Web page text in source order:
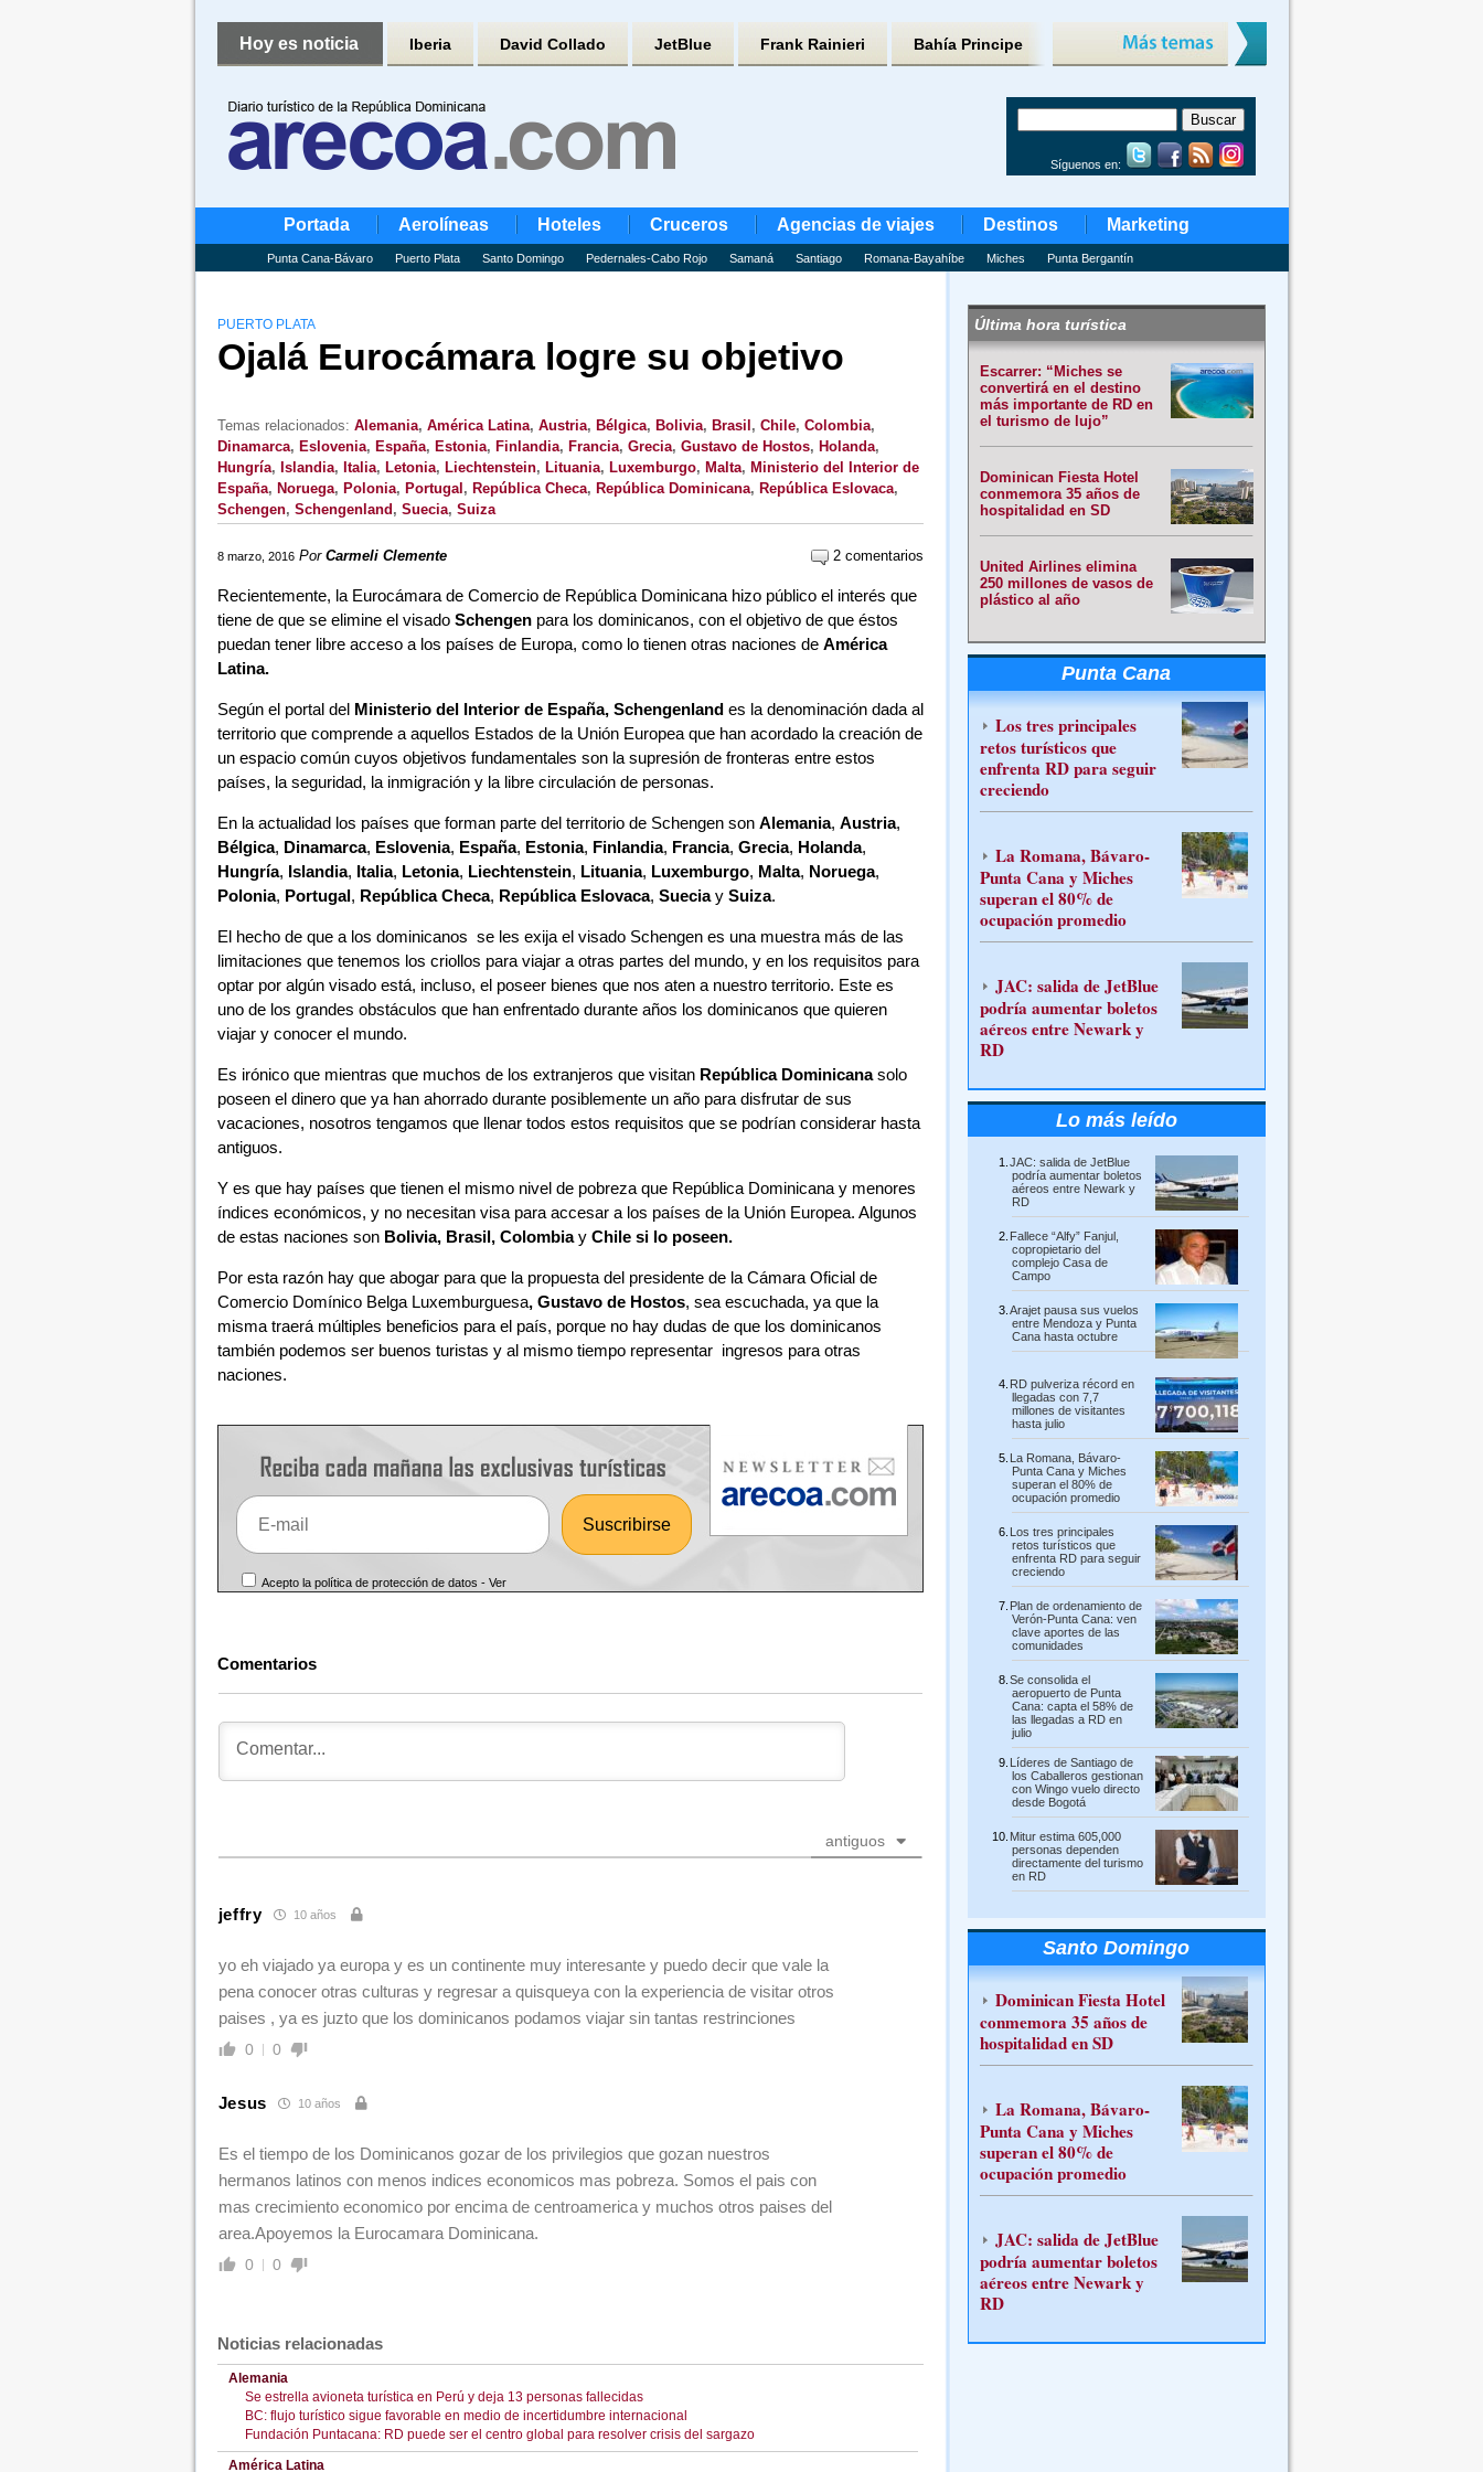
Hoy es noticia Iberia David Collado JetBlue Frank Rainieri Bahía Principe
Síguenos en:
Portada Aerolíneas Hoteles Cruceros Agencias de viajes Destinos Marketing
Punta Cana-Bávaro Puerto Plata Santo Domingo Pedernales-Cabo Rojo Samaná Santiago Romana-Bayahíbe Miches Punta Bergantín
PUERTO PLATA
Ojalá Eurocámara logre su objetivo
Temas relacionados: Alemania, América Latina, Austria, Bélgica, Bolivia, Brasil , Chile, Colombia,
Dinamarca, Eslovenia, España, Estonia, Finlandia, Francia, Grecia, Gustavo de Hostos, Holanda,
Hungría, Islandia, Italia, Letonia, Liechtenstein, Lituania, Luxemburgo, Malta, Ministerio del Interior de
España, Noruega, Polonia, Portugal , República Checa, República Dominicana, República Eslovaca,
Schengen, Schengenland , Suecia, Suiza
8 marzo, 2016 Por Carmeli Clemente 2 comentarios
Recientemente, la Eurocámara de Comercio de República Dominicana hizo público el interés que
tiene de que se elimine el visado Schengenpara los dominicanos, con el objetivo de que éstos
puedan tener libre acceso a los países de Europa, como lo tienen otras naciones de América
Latina.
Según el portal delMinisterio del Interior de España, Schengenland es la denominación dada al
territorio que comprende a aquellos Estados de la Unión Europea que han acordado la creación de
un espacio común cuyos objetivos fundamentales son la supresión de fronteras entre estos
países, la seguridad, la inmigración y la libre circulación de personas.
En la actualidad los países que forman parte del territorio de Schengen son Alemania, Austria,
Bélgica, Dinamarca, Eslovenia, España, Estonia, Finlandia, Francia, Grecia, Holanda,
Hungría, Islandia, Italia, Letonia, Liechtenstein, Lituania, Luxemburgo, Malta, Noruega,
Polonia, Portugal, República Checa, República Eslovaca, Sueciay Suiza.
El hecho de que a los dominicanos se les exija el visado Schengen es una muestra más de las
limitaciones que tenemos los criollos para viajar a otras partes del mundo, y en los requisitos para
optar por algún visado está, incluso, el poseer bienes que nos aten a nuestro territorio. Este es
uno de los grandes obstáculos que han enfrentado durante años los dominicanos que quieren
viajar y conocer el mundo.
Es irónico que mientras que muchos de los extranjeros que visitan República Dominicanasolo
poseen el dinero que ya han ahorrado durante posiblemente un año para disfrutar de sus
vacaciones, nosotros tengamos que llenar todos estos requisitos que se podrían considerar hasta
antiguos.
Y es que hay países que tienen el mismo nivel de pobreza que República Dominicana y menores
índices económicos, y no necesitan visa para accesar a los países de la Unión Europea. Algunos
de estas naciones son Bolivia, Brasil, Colombiay Chile si lo poseen.
Por esta razón hay que abogar para que la propuesta del presidente de la Cámara Oficial de
Comercio Domínico Belga Luxemburguesa, Gustavo de Hostos, sea escuchada, ya que la
misma traerá múltiples beneficios para el país, porque no hay dudas de que los dominicanos
también podemos ser buenos turistas y al mismo tiempo representar ingresos para otras
naciones.
Acepto la política de protección de datos -Ver
Comentarios
antiguos
jeffry 10 años
yo eh viajado ya europa y es un continente muy interesante y puedo decir que vale la
pena conocer otras culturas y regresar a quisqueya con la experiencia de visitar otros
paises , ya es juzto que los dominicanos podamos viajar sin tantas restrinciones
0 0
Jesus 10 años
Es el tiempo de los Dominicanos gozar de los privilegios que gozan nuestros
hermanos latinos con menos indices economicos mas pobreza. Somos el pais con
mas crecimiento economico por encima de centroamerica y muchos otros paises del
area.Apoyemos la Eurocamara Dominicana.
0 0
Noticias relacionadas
Alemania
Se estrella avioneta turística en Perú y deja 13 personas fallecidas
BC: flujo turístico sigue favorable en medio de incertidumbre internacional
Fundación Puntacana: RD puede ser el centro global para resolver crisis del sargazo
América Latina
Última hora turística
Escarrer: “Miches se
convertirá en el destino
más importante de RD en
el turismo de lujo”
Dominican Fiesta Hotel
conmemora 35 años de
hospitalidad en SD
United Airlines elimina
250 millones de vasos de
plástico al año
Punta Cana
Los tres principales
retos turísticos que
enfrenta RD para seguir
creciendo
La Romana, Bávaro-
Punta Cana y Miches
superan el 80% de
ocupación promedio
JAC: salida de JetBlue
podría aumentar boletos
aéreos entre Newark y
RD
Lo más leído
JAC: salida de JetBlue
podría aumentar boletos
aéreos entre Newark y
RD
Fallece “Alfy” Fanjul,
copropietario del
complejo Casa de
Campo
Arajet pausa sus vuelos
entre Mendoza y Punta
Cana hasta octubre
RD pulveriza récord en
llegadas con 7,7
millones de visitantes
hasta julio
La Romana, Bávaro-
Punta Cana y Miches
superan el 80% de
ocupación promedio
Los tres principales
retos turísticos que
enfrenta RD para seguir
creciendo
Plan de ordenamiento de
Verón-Punta Cana: ven
clave aportes de las
comunidades
Se consolida el
aeropuerto de Punta
Cana: capta el 58% de
las llegadas a RD en
julio
Líderes de Santiago de
los Caballeros gestionan
con Wingo vuelo directo
desde Bogotá
Mitur estima 605,000
personas dependen
directamente del turismo
en RD
Santo Domingo
Dominican Fiesta Hotel
conmemora 35 años de
hospitalidad en SD
La Romana, Bávaro-
Punta Cana y Miches
superan el 80% de
ocupación promedio
JAC: salida de JetBlue
podría aumentar boletos
aéreos entre Newark y
RD